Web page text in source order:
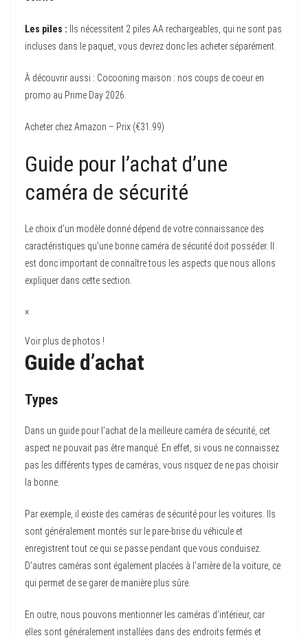
Les piles : Ils nécessitent 2 piles AA rechargeables, qui ne sont pas
incluses dans le paquet, vous devrez donc les acheter séparément.
À découvrir aussi : Cocooning maison : nos coups de coeur en
promo au Prime Day 2026.
Acheter chez Amazon – Prix (€31.99)
Guide pour l’achat d’une
caméra de sécurité
Le choix d’un modèle donné dépend de votre connaissance des
caractéristiques qu’une bonne caméra de sécurité doit posséder. Il
est donc important de connaître tous les aspects que nous allons
expliquer dans cette section.
×
Voir plus de photos !
Guide d’achat
Types
Dans un guide pour l’achat de la meilleure caméra de sécurité, cet
aspect ne pouvait pas être manqué. En effet, si vous ne connaissez
pas les différents types de caméras, vous risquez de ne pas choisir
la bonne.
Par exemple, il existe des caméras de sécurité pour les voitures. Ils
sont généralement montés sur le pare-brise du véhicule et
enregistrent tout ce qui se passe pendant que vous conduisez.
D’autres caméras sont également placées à l’arrière de la voiture, ce
qui permet de se garer de manière plus sûre.
En outre, nous pouvons mentionner les caméras d’intérieur, car
elles sont généralement installées dans des endroits fermés et